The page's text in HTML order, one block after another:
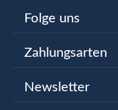
Folge uns
Zahlungsarten
Newsletter